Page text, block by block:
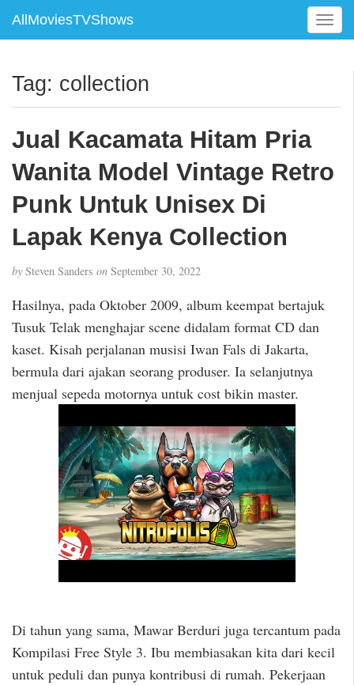
AllMoviesTVShows
T
o
e
i
Tag: collection
Jual Kacamata Hitam Pria
Wanita Model Vintage Retro
Punk Untuk Unisex Di
Lapak Kenya Collection
by Steven Sanders on September 30, 2022
Hasilnya, pada Oktober 2009, album keempat bertajuk
Tusuk Telak menghajar scene didalam format CD dan
kaset. Kisah perjalanan musisi Iwan Fals di Jakarta,
bermula dari ajakan seorang produser. Ia selanjutnya
menjual sepeda motornya untuk cost bikin master.
Di tahun yang sama, Mawar Berduri juga tercantum pada
Kompilasi Free Style 3. Ibu membiasakan kita dari kecil
untuk peduli dan punya kontribusi di rumah. Pekerjaan